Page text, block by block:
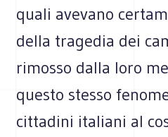
quali avevano
della tragedia dei
rimosso dalla loro
questo stesso
cittadini italiani al